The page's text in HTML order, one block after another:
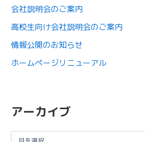
会社説明会のご案内
高校生向け会社説明会のご案内
情報公開のお知らせ
ホームページリニューアル
アーカイブ